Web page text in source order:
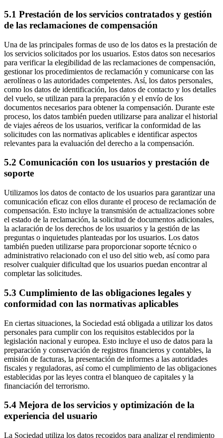
5.1 Prestación de los servicios contratados y gestión
de las reclamaciones de compensación
Una de las principales formas de uso de los datos es la prestación de
los servicios solicitados por los usuarios. Estos datos son necesarios
para verificar la elegibilidad de las reclamaciones de compensación,
gestionar los procedimientos de reclamación y comunicarse con las
aerolíneas o las autoridades competentes. Así, los datos personales,
como los datos de identificación, los datos de contacto y los detalles
del vuelo, se utilizan para la preparación y el envío de los
documentos necesarios para obtener la compensación. Durante este
proceso, los datos también pueden utilizarse para analizar el historial
de viajes aéreos de los usuarios, verificar la conformidad de las
solicitudes con las normativas aplicables e identificar aspectos
relevantes para la evaluación del derecho a la compensación.
5.2 Comunicación con los usuarios y prestación de
soporte
Utilizamos los datos de contacto de los usuarios para garantizar una
comunicación eficaz con ellos durante el proceso de reclamación de
compensación. Esto incluye la transmisión de actualizaciones sobre
el estado de la reclamación, la solicitud de documentos adicionales,
la aclaración de los derechos de los usuarios y la gestión de las
preguntas o inquietudes planteadas por los usuarios. Los datos
también pueden utilizarse para proporcionar soporte técnico o
administrativo relacionado con el uso del sitio web, así como para
resolver cualquier dificultad que los usuarios puedan encontrar al
completar las solicitudes.
5.3 Cumplimiento de las obligaciones legales y
conformidad con las normativas aplicables
En ciertas situaciones, la Sociedad está obligada a utilizar los datos
personales para cumplir con los requisitos establecidos por la
legislación nacional y europea. Esto incluye el uso de datos para la
preparación y conservación de registros financieros y contables, la
emisión de facturas, la presentación de informes a las autoridades
fiscales y reguladoras, así como el cumplimiento de las obligaciones
establecidas por las leyes contra el blanqueo de capitales y la
financiación del terrorismo.
5.4 Mejora de los servicios y optimización de la
experiencia del usuario
La Sociedad utiliza los datos recogidos para analizar el rendimiento